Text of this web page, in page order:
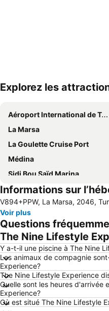
Explorez les
Aéroport International de Tunis-Carthage
La Marsa
La Goulette Cruise Port
Médina
Sidi Bou Saïd Marina
Bab Bhar
Lafayette
Mutuelleville
Village de Sidi Bou Saïd
Place de la Kasbah
Cathédrale de Tunis
Carthage Roman Theatre
Goulette Village Harbor
La Grande Mosquée
Informations sur
V894+PPW, La Marsa, 2046,
Voir plus
Questions
The Nine Lifestyle
Y a-t-il une piscine à The Nine
Les animaux de compagnie
Experience?
The Nine Lifestyle Experience
Quelle sont les heures d'arrivée
Experience?
Où est situé The Nine Lifestyle